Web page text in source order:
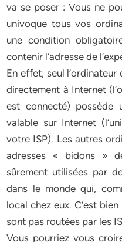
va se poser : Vous ne
univoque tous vos
une condition
contenir l’adresse de
En effet, seul
directement à Internet
est connecté) possède
valable sur Internet
votre ISP). Les autres
adresses « bidons »
sûrement utilisées par
dans le monde qui,
local chez eux. C’est
sont pas routées par les
Vous pourriez vous